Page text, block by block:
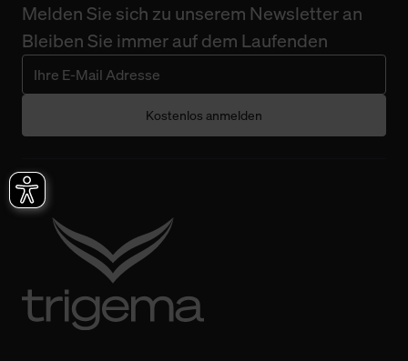
Melden Sie sich zu unserem Newsletter an
Bleiben Sie immer auf dem Laufenden
Kostenlos anmelden